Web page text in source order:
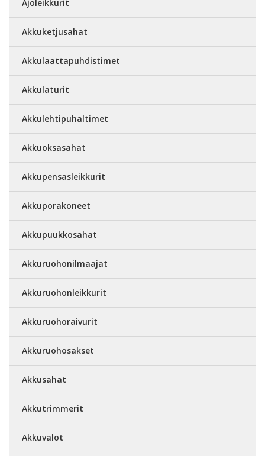
Ajoleikkurit
Akkuketjusahat
Akkulaattapuhdistimet
Akkulaturit
Akkulehtipuhaltimet
Akkuoksasahat
Akkupensasleikkurit
Akkuporakoneet
Akkupuukkosahat
Akkuruohonilmaajat
Akkuruohonleikkurit
Akkuruohoraivurit
Akkuruohosakset
Akkusahat
Akkutrimmerit
Akkuvalot